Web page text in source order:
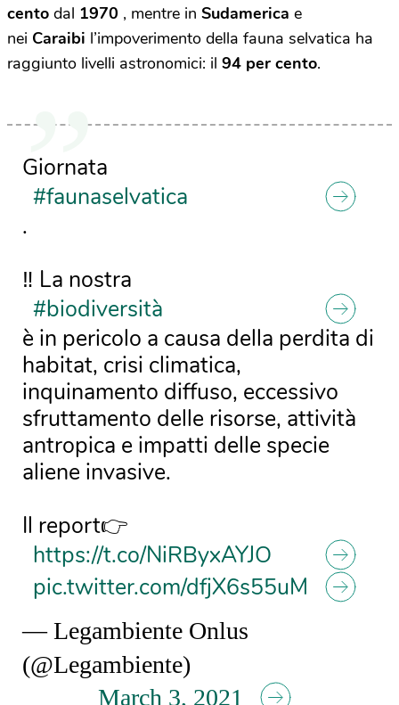
cento dal 1970 , mentre in Sudamerica e
nei Caraibi l’impoverimento della fauna selvatica ha
raggiunto livelli astronomici: il 94 per cento.
Giornata
#faunaselvatica
.
‼️ La nostra
#biodiversità
è in pericolo a causa della perdita di
habitat, crisi climatica,
inquinamento diffuso, eccessivo
sfruttamento delle risorse, attività
antropica e impatti delle specie
aliene invasive.
Il report👉
https://t.co/NiRByxAYJO
pic.twitter.com/dfjX6s55uM
— Legambiente Onlus
(@Legambiente)
March 3, 2021